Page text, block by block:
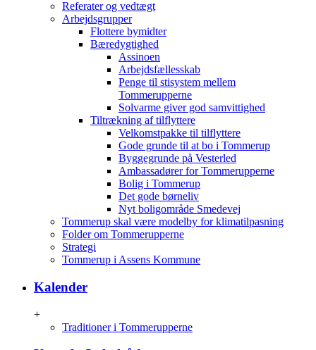
Referater og vedtægt
Arbejdsgrupper
Flottere bymidter
Bæredygtighed
Assinoen
Arbejdsfællesskab
Penge til stisystem mellem
Tommerupperne
Solvarme giver god samvittighed
Tiltrækning af tilflyttere
Velkomstpakke til tilflyttere
Gode grunde til at bo i Tommerup
Byggegrunde på Vesterled
Ambassadører for Tommerupperne
Bolig i Tommerup
Det gode børneliv
Nyt boligområde Smedevej
Tommerup skal være modelby for klimatilpasning
Folder om Tommerupperne
Strategi
Tommerup i Assens Kommune
Kalender
+
Traditioner i Tommerupperne